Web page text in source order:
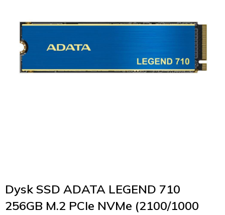
Dysk SSD ADATA LEGEND 710
256GB M.2 PCIe NVMe (2100/1000